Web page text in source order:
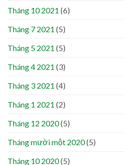
Tháng 10 2021 (6)
Tháng 7 2021 (5)
Tháng 5 2021 (5)
Tháng 4 2021 (3)
Tháng 3 2021 (4)
Tháng 1 2021 (2)
Tháng 12 2020(5)
Tháng mười một 2020(5)
Tháng 10 2020(5)